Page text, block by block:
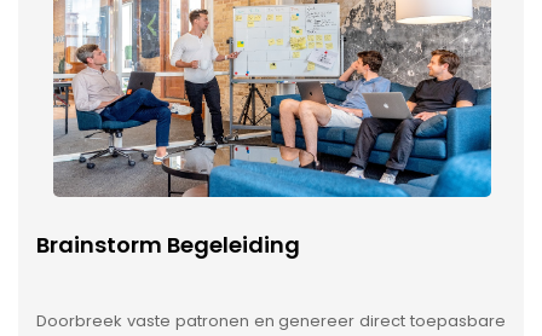
Brainstorm Begeleiding
Doorbreek vaste patronen en genereer direct toepasbare